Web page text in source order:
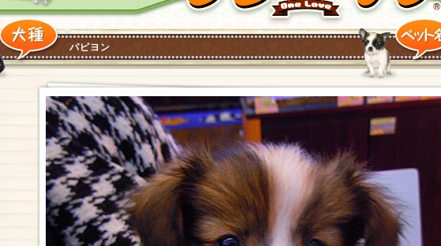
パピヨン